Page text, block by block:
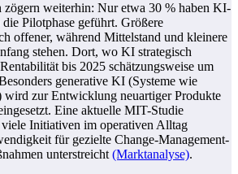
zögern weiterhin: Nur etwa 30 % haben KI-
Pilotphase geführt. Größere
offener, während Mittelstand und kleinere
stehen. Dort, wo KI strategisch
bis 2025 schätzungsweise um
generative KI (Systeme wie
zur Entwicklung neuartiger Produkte
Eine aktuelle MIT-Studie
viele Initiativen im operativen Alltag
für gezielte Change-Management-
unterstreicht (Marktanalyse).